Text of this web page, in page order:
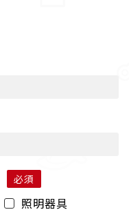
照明器具